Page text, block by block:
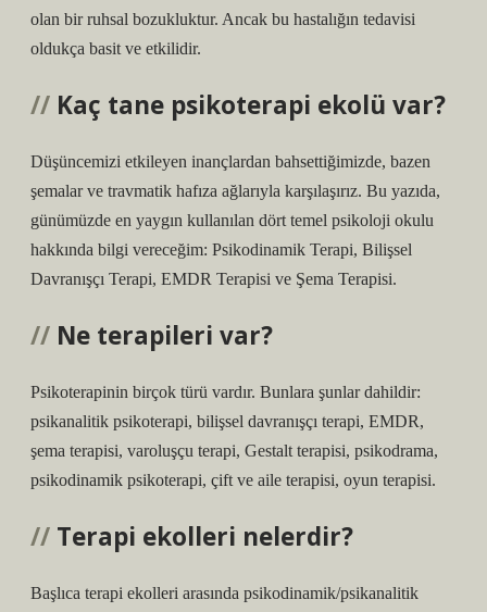
olan bir ruhsal bozukluktur. Ancak bu hastalığın tedavisi
oldukça basit ve etkilidir.
Kaç tane psikoterapi ekolü var?
Düşüncemizi etkileyen inançlardan bahsettiğimizde, bazen
şemalar ve travmatik hafıza ağlarıyla karşılaşırız. Bu yazıda,
günümüzde en yaygın kullanılan dört temel psikoloji okulu
hakkında bilgi vereceğim: Psikodinamik Terapi, Bilişsel
Davranışçı Terapi, EMDR Terapisi ve Şema Terapisi.
Ne terapileri var?
Psikoterapinin birçok türü vardır. Bunlara şunlar dahildir:
psikanalitik psikoterapi, bilişsel davranışçı terapi, EMDR,
şema terapisi, varoluşçu terapi, Gestalt terapisi, psikodrama,
psikodinamik psikoterapi, çift ve aile terapisi, oyun terapisi.
Terapi ekolleri nelerdir?
Başlıca terapi ekolleri arasında psikodinamik/psikanalitik